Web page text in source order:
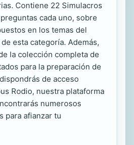
Contiene 22 Simulacros
cada uno, sobre
en los temas del
esta categoría. Además,
la colección completa de
para la preparación de
de acceso
Rodio, nuestra plataforma
numerosos
para afianzar tu